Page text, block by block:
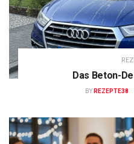
Das Beton-
BY REZEPTE38